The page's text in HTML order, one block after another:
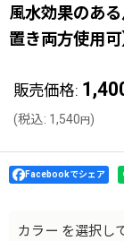
風水効果のあ
置き両方使用可
販売価格:
(税込: 1,540 円 )
Facebookでシェア
カラー を選択し